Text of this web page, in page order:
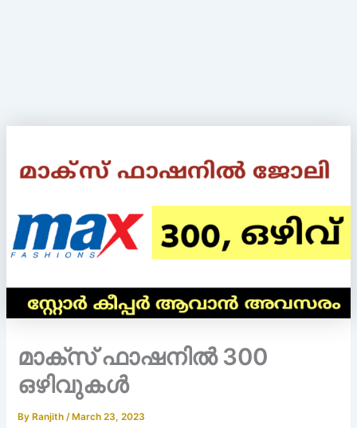
മാക്സ് ഫാഷനിൽ 300
ഒഴിവുകൾ
By Ranjith/ March 23, 2023